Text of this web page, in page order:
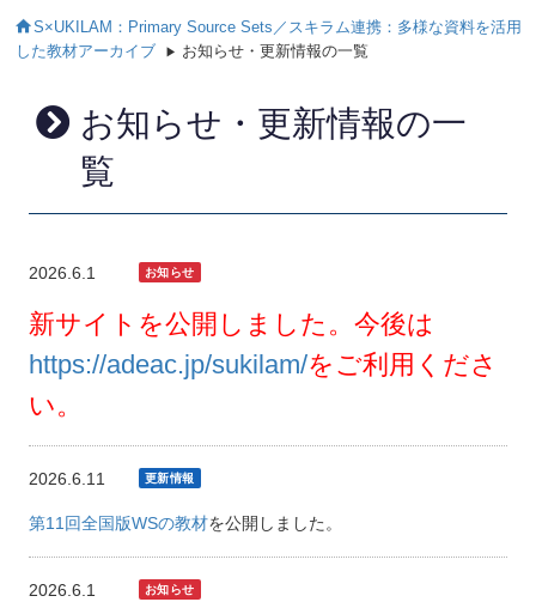
S×UKILAM：Primary Source Sets／スキラム連携：多様な資料を活用
した教材アーカイブ
お知らせ・更新情報の一覧
お知らせ・更新情報の一
覧
2026.6.1
新サイトを公開しました。今後は
https://adeac.jp/sukilam/をご利用くださ
い。
2026.6.11
第11回全国版WSの教材を公開しました。
2026.6.1